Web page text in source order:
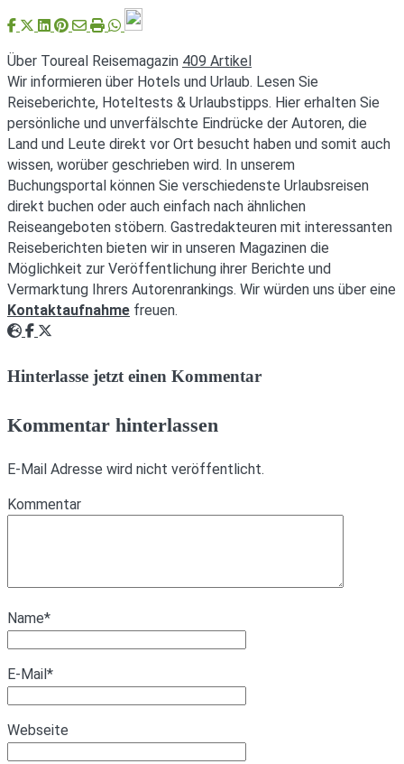
Über Toureal Reisemagazin 409 Artikel
Wir informieren über Hotels und Urlaub. Lesen Sie
Reiseberichte, Hoteltests & Urlaubstipps. Hier erhalten Sie
persönliche und unverfälschte Eindrücke der Autoren, die
Land und Leute direkt vor Ort besucht haben und somit auch
wissen, worüber geschrieben wird. In unserem
Buchungsportal können Sie verschiedenste Urlaubsreisen
direkt buchen oder auch einfach nach ähnlichen
Reiseangeboten stöbern. Gastredakteuren mit interessanten
Reiseberichten bieten wir in unseren Magazinen die
Möglichkeit zur Veröffentlichung ihrer Berichte und
Vermarktung Ihrers Autorenrankings. Wir würden uns über eine
Kontaktaufnahme freuen.
Webseite
Facebook
Hinterlasse jetzt einen Kommentar
Kommentar hinterlassen
E-Mail Adresse wird nicht veröffentlicht.
Kommentar
Name*
E-Mail *
Webseite